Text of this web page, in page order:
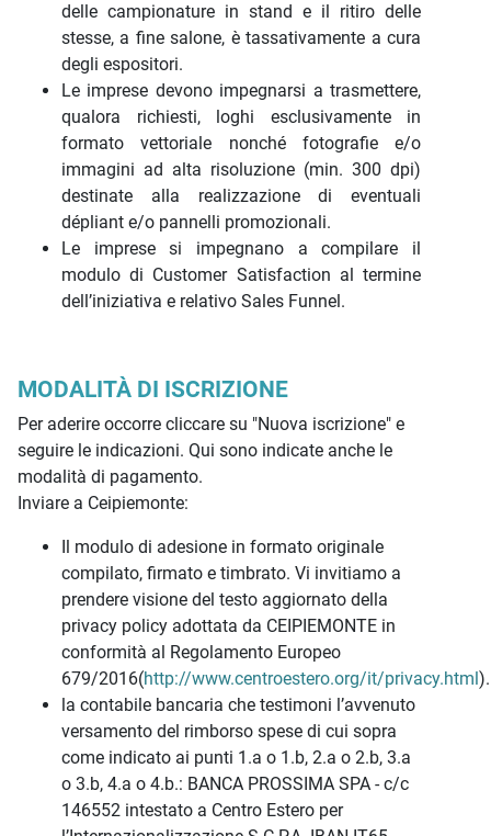
delle campionature in stand e il ritiro delle
stesse, a fine salone, è tassativamente a cura
degli espositori.
Le imprese devono impegnarsi a trasmettere,
qualora richiesti, loghi esclusivamente in
formato vettoriale nonché fotografie e/o
immagini ad alta risoluzione (min. 300 dpi)
destinate alla realizzazione di eventuali
dépliant e/o pannelli promozionali.
Le imprese si impegnano a compilare il
modulo di Customer Satisfaction al termine
dell’iniziativa e relativo Sales Funnel.
MODALITÀ DI ISCRIZIONE
Per aderire occorre cliccare su "Nuova iscrizione" e
seguire le indicazioni. Qui sono indicate anche le
modalità di pagamento.
Inviare a Ceipiemonte:
Il modulo di adesione in formato originale
compilato, firmato e timbrato. Vi invitiamo a
prendere visione del testo aggiornato della
privacy policy adottata da CEIPIEMONTE in
conformità al Regolamento Europeo
679/2016(http://www.centroestero.org/it/privacy.html ).
la contabile bancaria che testimoni l’avvenuto
versamento del rimborso spese di cui sopra
come indicato ai punti 1.a o 1.b, 2.a o 2.b, 3.a
o 3.b, 4.a o 4.b.: BANCA PROSSIMA SPA - c/c
146552 intestato a Centro Estero per